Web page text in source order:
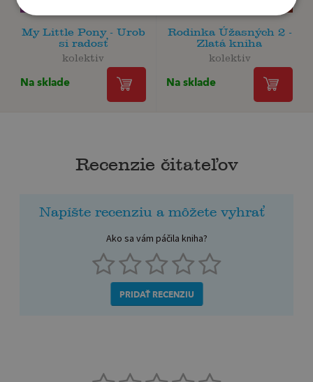
My Little Pony - Urob
si radosť
kolektiv
Na sklade
Rodinka Úžasných 2 -
Zlatá kniha
kolektiv
Na sklade
Recenzie čitateľov
Napíšte recenziu a môžete vyhrať
Ako sa vám páčila kniha?
PRIDAŤ RECENZIU